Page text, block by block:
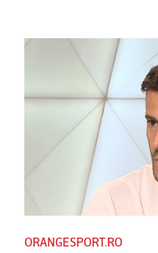
ORANGESPORT.RO